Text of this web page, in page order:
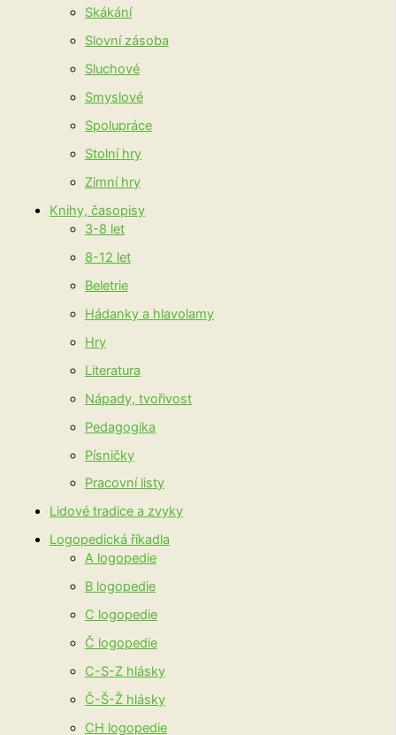
Skákání
Slovní zásoba
Sluchové
Smyslové
Spolupráce
Stolní hry
Zimní hry
Knihy, časopisy
3-8 let
8-12 let
Beletrie
Hádanky a hlavolamy
Hry
Literatura
Nápady, tvořivost
Pedagogika
Písničky
Pracovní listy
Lidové tradice a zvyky
Logopedická říkadla
A logopedie
B logopedie
C logopedie
Č logopedie
C-S-Z hlásky
Č-Š-Ž hlásky
CH logopedie